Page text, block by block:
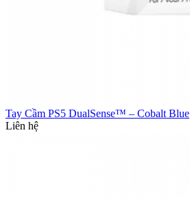
Tay Cầm PS5 DualSense™ – Cobalt Blue
Liên hệ